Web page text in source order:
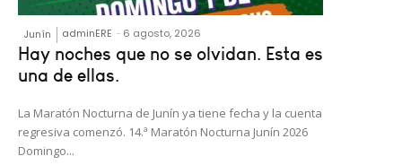
Junín adminERE - 6 agosto, 2026
Hay noches que no se olvidan. Esta es
una de ellas.
La Maratón Nocturna de Junín ya tiene fecha y la cuenta
regresiva comenzó. 14.ª Maratón Nocturna Junín 2026
Domingo...